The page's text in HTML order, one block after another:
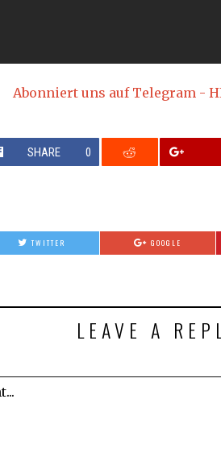
Abonniert uns auf Telegram -
SHARE 0
TWITTER GOOGLE
LEAVE A